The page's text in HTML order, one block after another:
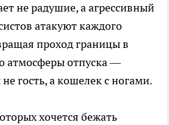
не радушие, а агрессивный
атакуют каждого
проход границы в
атмосферы отпуска —
гость, а кошелек с ногами.
хочется бежать